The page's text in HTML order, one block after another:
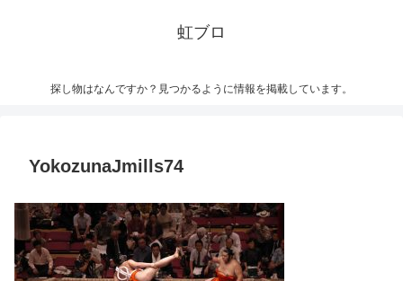
虹ブロ
探し物はなんですか？見つかるように情報を掲載しています。
YokozunaJmills74